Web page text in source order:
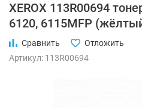
XEROX 113R00694
6120, 6115MFP
Сравнить
Отложить
Артикул: 113R00694